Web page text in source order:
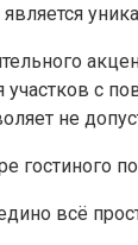
с
не
всё